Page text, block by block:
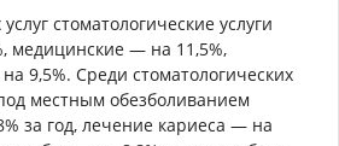
стоматологические услуги
медицинские — на 11,5%,
9,5%. Среди стоматологических
местным обезболиванием
за год, лечение кариеса — на